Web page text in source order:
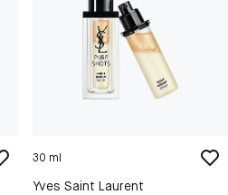
30 ml
Yves Saint Laurent